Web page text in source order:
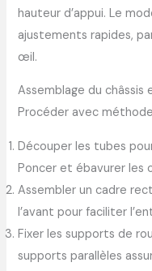
hauteur d’appui. Le
ajustements rapides,
œil.
Assemblage du
Procéder avec
Découper les tubes
Poncer et ébavurer les
Assembler un cadre
l’avant pour faciliter
Fixer les supports de
supports parallèles